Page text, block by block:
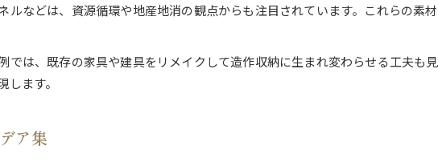
ルなどは、資源循環や地産地消の観点からも注目されています。これらの素
では、既存の家具や建具をリメイクして造作収納に生まれ変わらせる工夫も
ます。
ア集